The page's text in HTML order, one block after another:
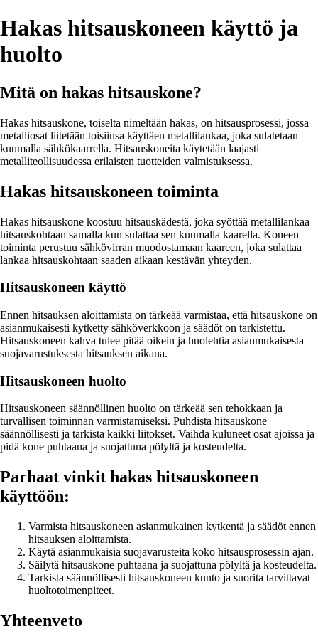
Hakas hitsauskoneen käyttö ja
huolto
Mitä on hakas hitsauskone?
Hakas hitsauskone, toiselta nimeltään hakas, on hitsausprosessi, jossa
metalliosat liitetään toisiinsa käyttäen metallilankaa, joka sulatetaan
kuumalla sähkökaarrella. Hitsauskoneita käytetään laajasti
metalliteollisuudessa erilaisten tuotteiden valmistuksessa.
Hakas hitsauskoneen toiminta
Hakas hitsauskone koostuu hitsauskädestä, joka syöttää metallilankaa
hitsauskohtaan samalla kun sulattaa sen kuumalla kaarella. Koneen
toiminta perustuu sähkövirran muodostamaan kaareen, joka sulattaa
lankaa hitsauskohtaan saaden aikaan kestävän yhteyden.
Hitsauskoneen käyttö
Ennen hitsauksen aloittamista on tärkeää varmistaa, että hitsauskone on
asianmukaisesti kytketty sähköverkkoon ja säädöt on tarkistettu.
Hitsauskoneen kahva tulee pitää oikein ja huolehtia asianmukaisesta
suojavarustuksesta hitsauksen aikana.
Hitsauskoneen huolto
Hitsauskoneen säännöllinen huolto on tärkeää sen tehokkaan ja
turvallisen toiminnan varmistamiseksi. Puhdista hitsauskone
säännöllisesti ja tarkista kaikki liitokset. Vaihda kuluneet osat ajoissa ja
pidä kone puhtaana ja suojattuna pölyltä ja kosteudelta.
Parhaat vinkit hakas hitsauskoneen
käyttöön:
Varmista hitsauskoneen asianmukainen kytkentä ja säädöt ennen
hitsauksen aloittamista.
Käytä asianmukaisia suojavarusteita koko hitsausprosessin ajan.
Säilytä hitsauskone puhtaana ja suojattuna pölyltä ja kosteudelta.
Tarkista säännöllisesti hitsauskoneen kunto ja suorita tarvittavat
huoltotoimenpiteet.
Yhteenveto